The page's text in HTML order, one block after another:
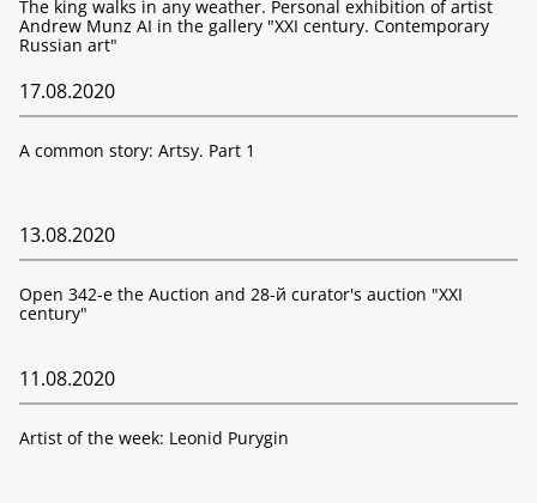
The king walks in any weather. Personal exhibition of artist
Andrew Munz AI in the gallery "XXI century. Contemporary
Russian art"
17.08.2020
A common story: Artsy. Part 1
13.08.2020
Open 342-е the Auction and 28-й curator's auction "XXI
century"
11.08.2020
Artist of the week: Leonid Purygin